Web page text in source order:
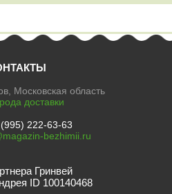
Московская область
доставки
222-63-63
bezhimii.ru
Гринвей
ID 100140468